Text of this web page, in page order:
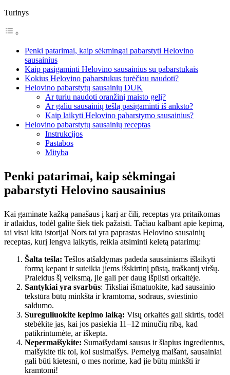
Turinys
Penki patarimai, kaip sėkmingai pabarstyti Helovino
sausainius
Kaip pasigaminti Helovino sausainius su pabarstukais
Kokius Helovino pabarstukus turėčiau naudoti?
Helovino pabarstytų sausainių DUK
Ar turiu naudoti oranžinį maisto gelį?
Ar galiu sausainių tešlą pasigaminti iš anksto?
Kaip laikyti Helovino pabarstymo sausainius?
Helovino pabarstytų sausainių receptas
Instrukcijos
Pastabos
Mityba
Penki patarimai, kaip sėkmingai
pabarstyti Helovino sausainius
Kai gaminate kažką panašaus į karį ar čili, receptas yra pritaikomas
ir atlaidus, todėl galite šiek tiek pažaisti. Tačiau kalbant apie kepimą,
tai visai kita istorija! Nors tai yra paprastas Helovino sausainių
receptas, kurį lengva laikytis, reikia atsiminti keletą patarimų:
Šalta tešla: Tešlos atšaldymas padeda sausainiams išlaikyti
formą kepant ir suteikia jiems išskirtinį pūstą, traškantį viršų.
Praleidus šį veiksmą, jie gali per daug išplisti orkaitėje.
Santykiai yra svarbūs: Tiksliai išmatuokite, kad sausainio
tekstūra būtų minkšta ir kramtoma, sodraus, sviestinio
saldumo.
Sureguliuokite kepimo laiką: Visų orkaitės gali skirtis, todėl
stebėkite jas, kai jos pasiekia 11–12 minučių ribą, kad
patikrintumėte, ar iškepta.
Nepermaišykite: Sumaišydami sausus ir šlapius ingredientus,
maišykite tik tol, kol susimaišys. Pernelyg maišant, sausainiai
gali būti kietesni, o mes norime, kad jie būtų minkšti ir
kramtomi!